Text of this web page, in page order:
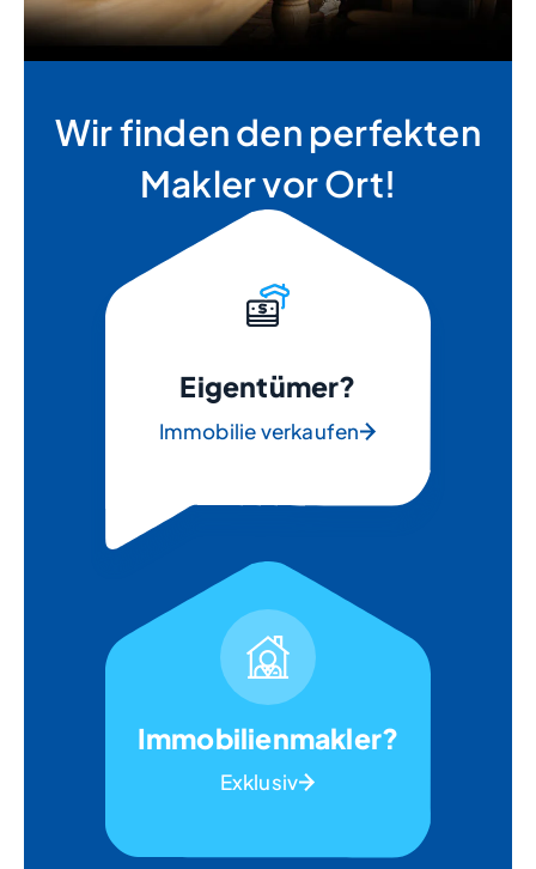
Wir finden den perfekten
Makler vor Ort!
Eigentümer?
Immobilie verkaufen
Immobilienmakler?
Exklusiv